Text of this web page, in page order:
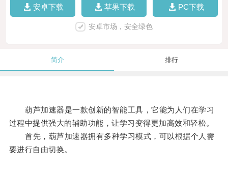
安卓下载 苹果下载 PC下载
安卓市场，安全绿色
简介 排行
葫芦加速器是一款创新的智能工具，它能为人们在学习
过程中提供强大的辅助功能，让学习变得更加高效和轻松。
首先，葫芦加速器拥有多种学习模式，可以根据个人需
要进行自由切换。